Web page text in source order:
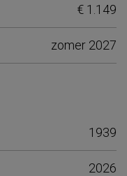
€ 1.149
zomer 2027
1939
2026